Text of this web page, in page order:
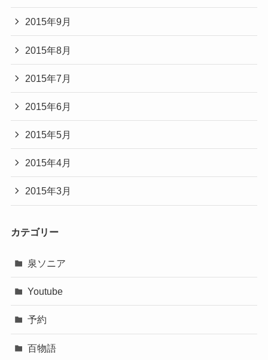
2015年9月
2015年8月
2015年7月
2015年6月
2015年5月
2015年4月
2015年3月
カテゴリー
泉ソニア
Youtube
予約
百物語